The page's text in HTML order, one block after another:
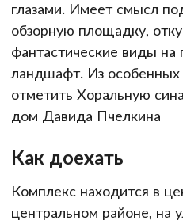
глазами. Имеет смысл
обзорную площадку,
фантастические виды
ландшафт. Из
отметить Хоральную
дом Давида Пчелкина
Как доехать
Комплекс находится в
центральном районе,